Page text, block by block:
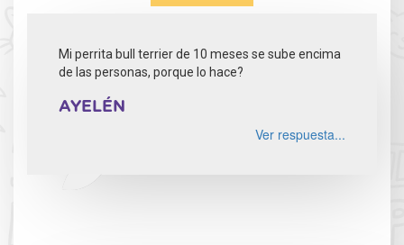
Mi perrita bull terrier de 10 meses se sube encima
de las personas, porque lo hace?
AYELÉN
Ver respuesta...